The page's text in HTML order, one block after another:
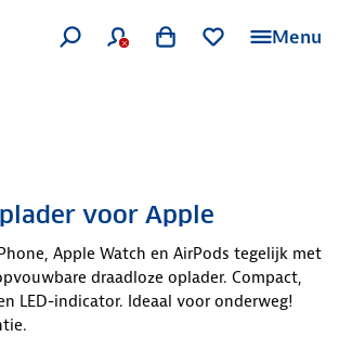
Menu
voor Apple
Apple Watch en AirPods tegelijk met
draadloze oplader. Compact,
LED-indicator. Ideaal voor onderweg!